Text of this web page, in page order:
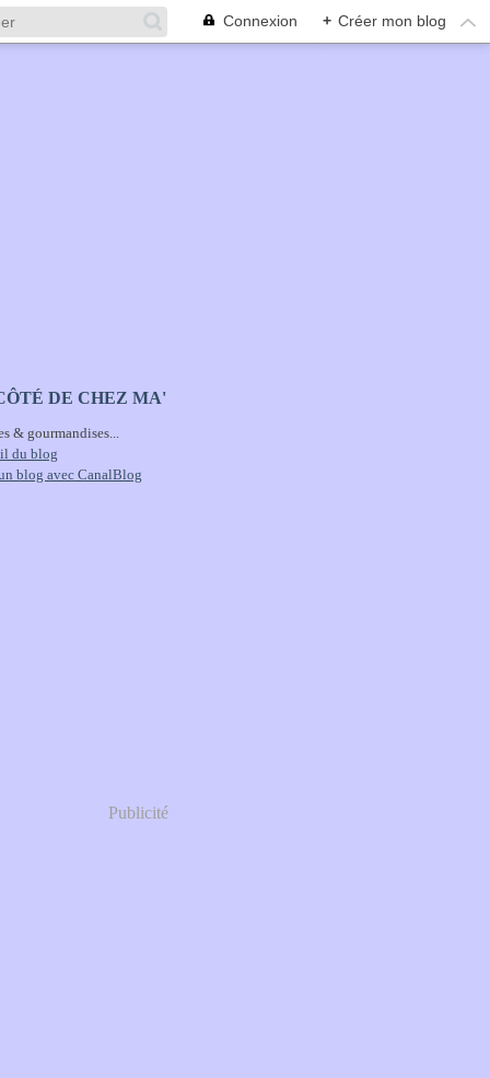
Connexion + Créer mon blog
DE CHEZ MA'
& gourmandises...
du blog
blog avec CanalBlog
Publicité